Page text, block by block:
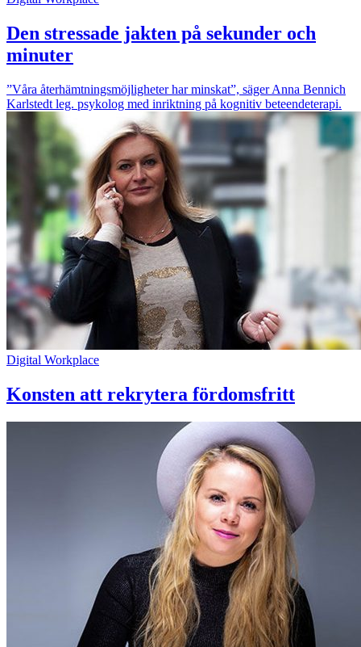
Den stressade jakten på sekunder och
minuter
”Våra återhämtningsmöjligheter har minskat”, säger Anna Bennich
Karlstedt leg. psykolog med inriktning på kognitiv beteendeterapi.
Digital Workplace
Konsten att rekrytera fördomsfritt